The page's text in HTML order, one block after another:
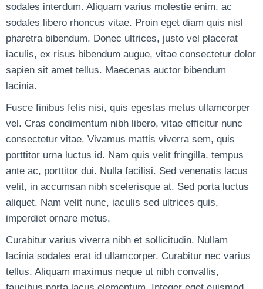
sodales interdum. Aliquam varius molestie enim, ac
sodales libero rhoncus vitae. Proin eget diam quis nisl
pharetra bibendum. Donec ultrices, justo vel placerat
iaculis, ex risus bibendum augue, vitae consectetur dolor
sapien sit amet tellus. Maecenas auctor bibendum
lacinia.
Fusce finibus felis nisi, quis egestas metus ullamcorper
vel. Cras condimentum nibh libero, vitae efficitur nunc
consectetur vitae. Vivamus mattis viverra sem, quis
porttitor urna luctus id. Nam quis velit fringilla, tempus
ante ac, porttitor dui. Nulla facilisi. Sed venenatis lacus
velit, in accumsan nibh scelerisque at. Sed porta luctus
aliquet. Nam velit nunc, iaculis sed ultrices quis,
imperdiet ornare metus.
Curabitur varius viverra nibh et sollicitudin. Nullam
lacinia sodales erat id ullamcorper. Curabitur nec varius
tellus. Aliquam maximus neque ut nibh convallis,